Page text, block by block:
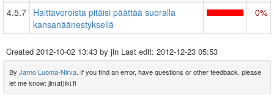
4.5.7 Haittaveroista pitäisi päättää suoralla
kansanäänestyksellä
0%
Created 2012-10-02 13:43 by jln Last edit: 2012-12-23 05:53
By Jarno Luoma-Nirva. If you find an error, have questions or other feedback, please
let me know: jln(at)iki.fi